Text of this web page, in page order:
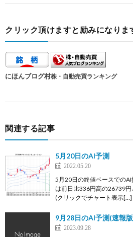
クリック頂けますと励みになりま
にほんブログ村株・自動売買ランキング
関連する記事
5月20日のAI予測
2022.05.20
5月20日の終値ベースでの
は前日比336円高の26739円
(クリックでチャート表示[…]
9月28日のAI予測(速報
2023.09.28